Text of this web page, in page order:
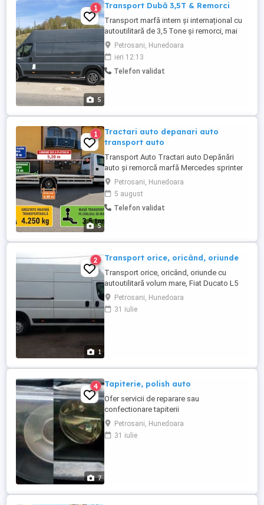
5
1 Transport Dubă 3,5T & Remorci
Transport marfă intern și internațional cu
autoutilitară de 3,5 Tone și remorci, mai
multe detalii la telefon- , fără mesaje, doar
apel telefonic.
Petrosani, Hunedoara
ieri 12:13
Telefon validat
5
1
Tractari auto depanari auto
transport auto
Transport Auto Tractari auto Depănări
auto și remorcă marfă Mercedes sprinter
316 CDi Iveco 70c17 7 tone masa maxima
autorizată 4250 kg Rog și ofer seriozitate
maximă
Petrosani, Hunedoara
5 august
Telefon validat
1
2 Transport orice, oricând, oriunde
Transport orice, oricând, oriunde cu
autoutilitară volum mare, Fiat Ducato L5
H3. Ofer factură. Firmă neplătitoare TVA.
Preț 2,5 ron km, negociabil în funcție de
cursă. Relații la telefon: (Ștefan)
Petrosani, Hunedoara
31 iulie
7
4 Tapiterie, polish auto
Ofer servicii de reparare sau
confectionare tapiterii
auto,volane,burduf,scaune,plafon etc.
Polis auto si faruri, curatat tapiterie piele
sau sintetic. Tapitat piese de mobilier de
Petrosani, Hunedoara
31 iulie